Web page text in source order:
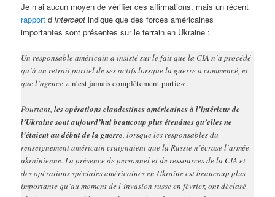
Je n’ai aucun moyen de vérifier ces affirmations, mais un récent
rapport d’Intercept indique que des forces américaines
importantes sont présentes sur le terrain en Ukraine :
Un responsable américain a insisté sur le fait que la CIA n’a procédé
qu’à un retrait partiel de ses actifs lorsque la guerre a commencé, et
que l’agence «n’est jamais complètement partie« .
Pourtant,les opérations clandestines américaines à l’intérieur de
l’Ukraine sont aujourd’hui beaucoup plus étendues qu’elles ne
l’étaient au début de la guerre, lorsque les responsables du
renseignement américain craignaient que la Russie n’écrase l’armée
ukrainienne. La présence de personnel et de ressources de la CIA et
des opérations spéciales américaines en Ukraine est beaucoup plus
importante qu’au moment de l’invasion russe en février, ont déclaré